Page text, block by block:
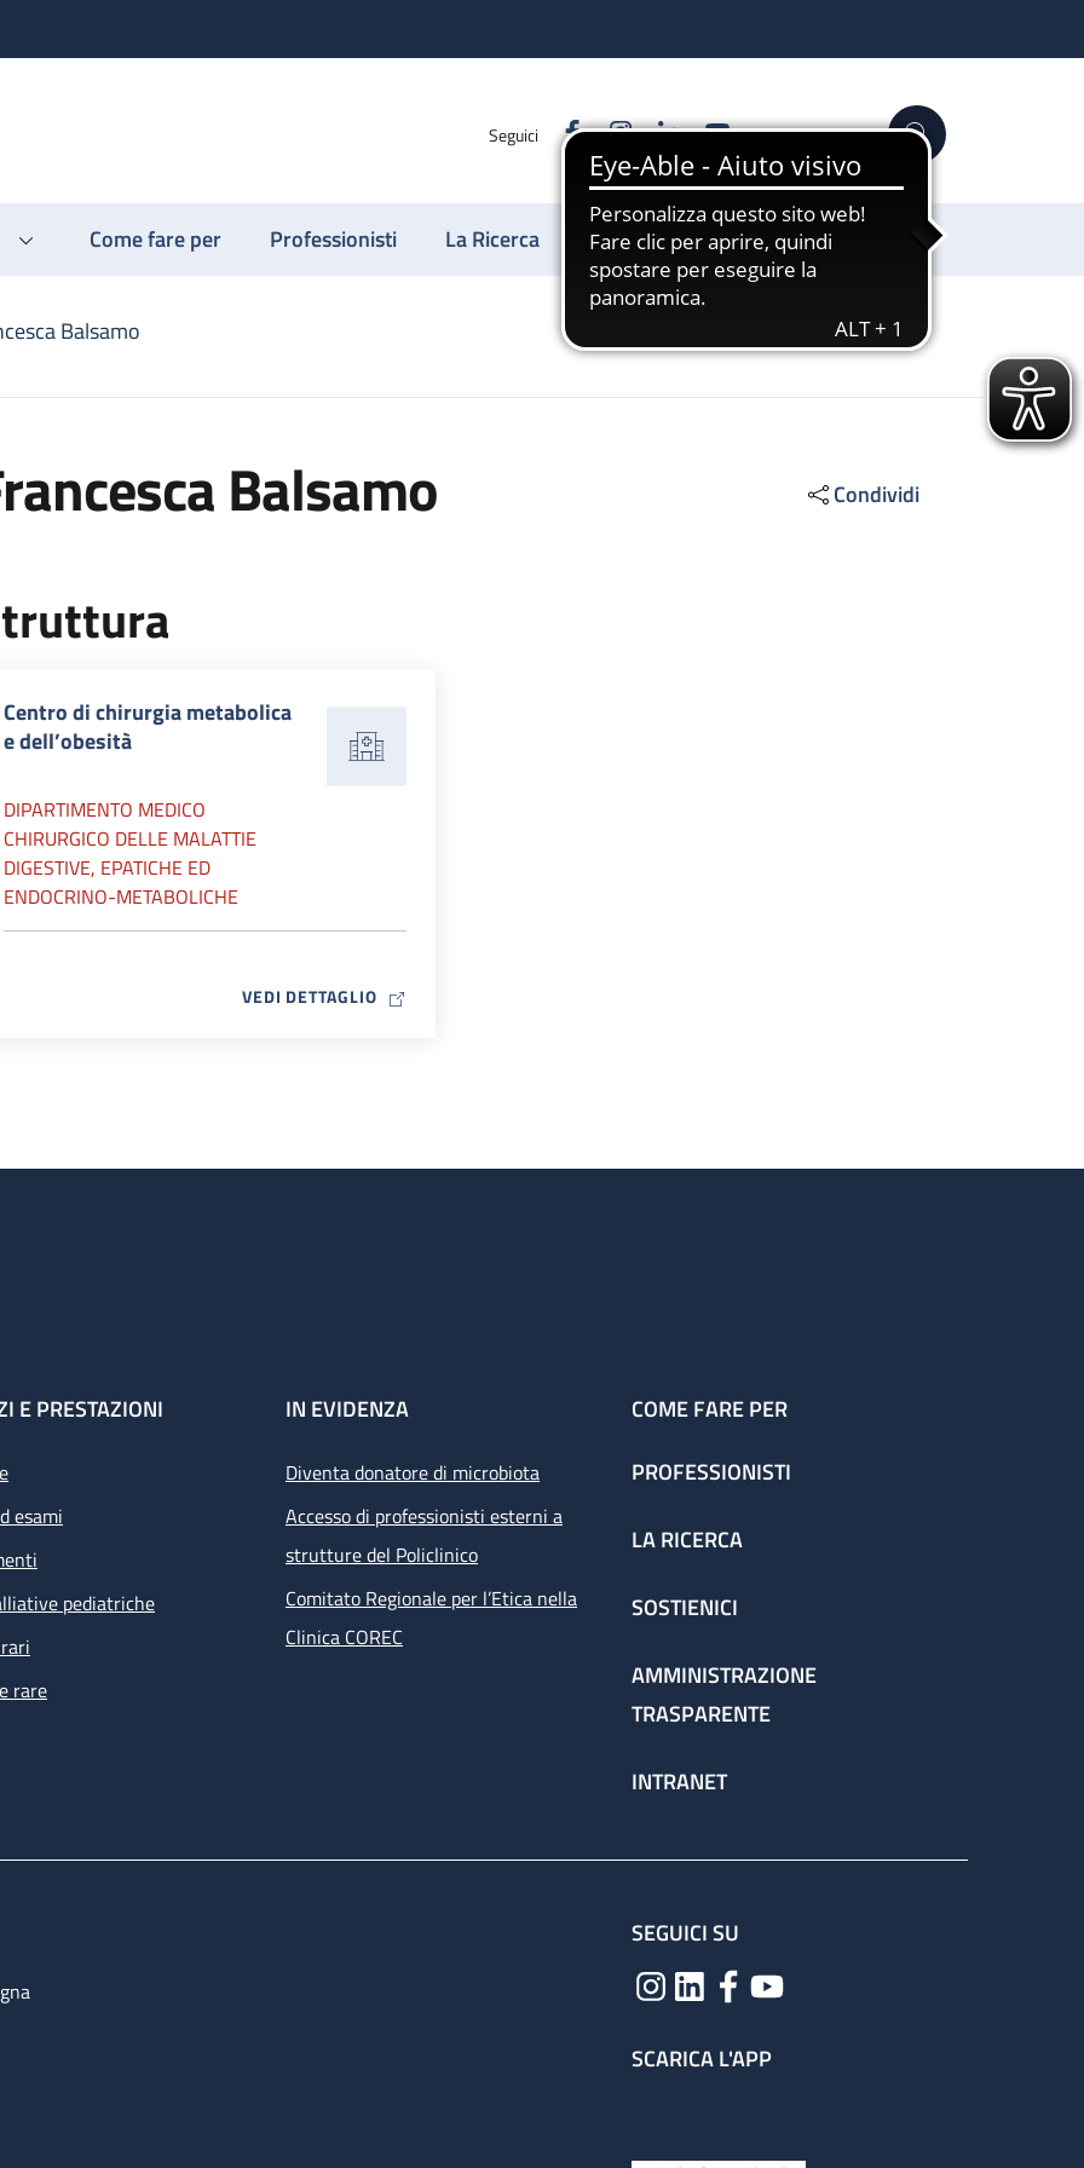
Seguici FacebookInstagram
LinkedinYouTube Cerca
Come fare per Professionisti La Ricerca Sostienici
Balsamo
Balsamo Condividi
Centro di chirurgia metabolica
e dell’obesità
DIPARTIMENTO MEDICO
CHIRURGICO DELLE MALATTIE
DIGESTIVE, EPATICHE ED
ENDOCRINO-METABOLICHE
VEDI DETTAGLIOMAP ICON
E PRESTAZIONI
esami
pediatriche
rare
IN EVIDENZA
Diventa donatore di microbiota
Accesso di professionisti esterni a
strutture del Policlinico
Comitato Regionale per l’Etica nella
Clinica COREC
COME FARE PER
PROFESSIONISTI
LA RICERCA
SOSTIENICI
AMMINISTRAZIONE
TRASPARENTE
INTRANET
SEGUICI SU
SCARICA L'APP